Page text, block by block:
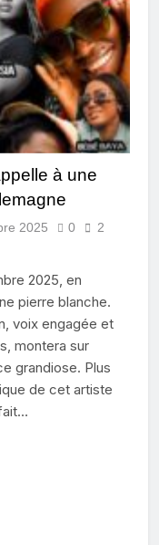
à une
2025 0
2
2025, en
pierre blanche.
voix engagée et
montera sur
grandiose. Plus
de cet artiste